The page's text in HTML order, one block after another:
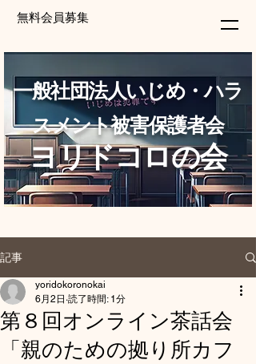
無料会員募集
一般社団法人いじめ・ハラ
スメント被害保護者会
ヨリドコロの会
記事
第８回オンライン茶話会
「親のための拠り所カフ
yoridokoronokai
6月2日 読了時間: 1分